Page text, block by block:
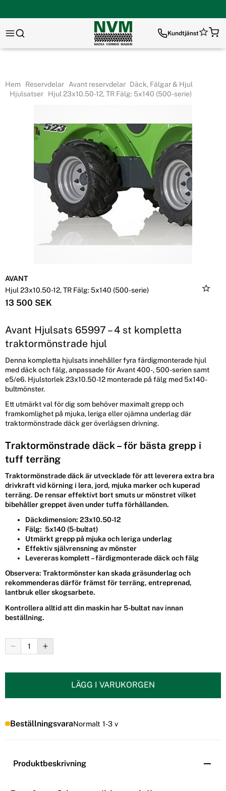
Kundtjänst
Hem Reservdelar Avant reservdelar Däck, Fälgar & Hjul
Hjulsatser
Hjul 23x10.50-12, TR Fälg: 5x140 (500-serie)
AVANT
Hjul 23x10.50-12, TR Fälg: 5x140 (500-serie)
13 500 SEK
Avant Hjulsats 65997 – 4 st kompletta
traktormönstrade hjul
Denna kompletta hjulsats innehåller fyra färdigmonterade hjul
med däck och fälg, anpassade för Avant 400-, 500-serien samt
e5/e6. Hjulstorlek 23x10.50-12 monterade på fälg med 5x140-
bultmönster.
Ett utmärkt val för dig som behöver maximalt grepp och
framkomlighet på mjuka, leriga eller ojämna underlag där
traktormönstrade däck ger överlägsen drivning.
Traktormönstrade däck – för bästa grepp i
tuff terräng
Traktormönstrade däck är utvecklade för att leverera extra bra
drivkraft vid körning i lera, jord, mjuka marker och kuperad
terräng. De rensar effektivt bort smuts ur mönstret vilket
bibehåller greppet även under tuffa förhållanden.
Däckdimension: 23x10.50-12
Fälg: 5x140 (5-bultat)
Utmärkt grepp på mjuka och leriga underlag
Effektiv självrensning av mönster
Levereras komplett – färdigmonterade däck och fälg
Observera: Traktormönster kan skada gräsunderlagoch
rekommenderas därför främst för terräng, entreprenad,
lantbruk eller skogsarbete.
Kontrollera alltid att din maskin har5-bultat nav innan
beställning.
LÄGG I VARUKORGEN
BeställningsvaraNormalt 1-3 v
Produktbeskrivning